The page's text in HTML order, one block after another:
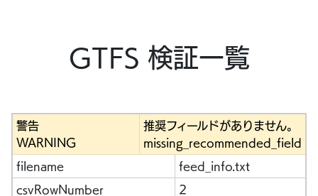
GTFS 検証一覧
警告
WARNING
推奨フィールドがありません。
missing_recommended_field
filename feed_info.txt
csvRowNumber 2